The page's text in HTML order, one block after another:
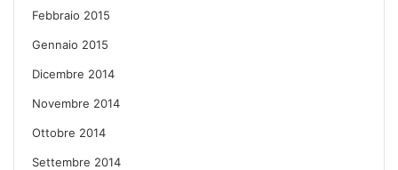
Febbraio 2015
Gennaio 2015
Dicembre 2014
Novembre 2014
Ottobre 2014
Settembre 2014